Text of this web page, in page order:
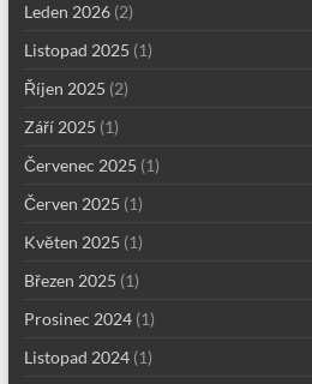
Leden 2026(2)
Listopad 2025 (1)
Říjen 2025 (2)
Září 2025 (1)
Červenec 2025 (1)
Červen 2025 (1)
Květen 2025 (1)
Březen 2025 (1)
Prosinec 2024(1)
Listopad 2024(1)